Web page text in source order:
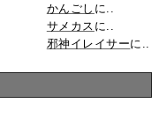
かんごし に..
サメカス に..
邪神イレイサーに..